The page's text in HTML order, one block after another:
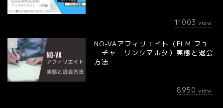
11003 view
5
NO-VAアフィリエイト（FLM フュ
ーチャーリンクマルタ）実態と退会
方法
8950 view